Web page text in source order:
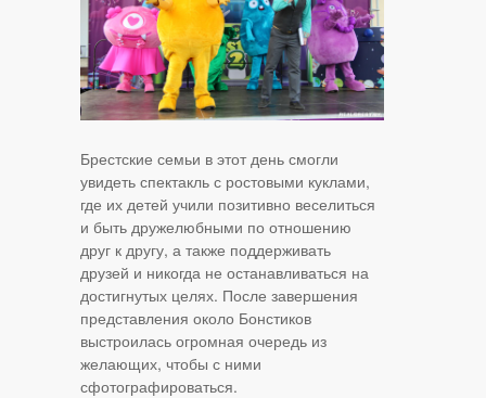
Брестские семьи в этот день смогли
увидеть спектакль с ростовыми куклами,
где их детей учили позитивно веселиться
и быть дружелюбными по отношению
друг к другу, а также поддерживать
друзей и никогда не останавливаться на
достигнутых целях. После завершения
представления около Бонстиков
выстроилась огромная очередь из
желающих, чтобы с ними
сфотографироваться.